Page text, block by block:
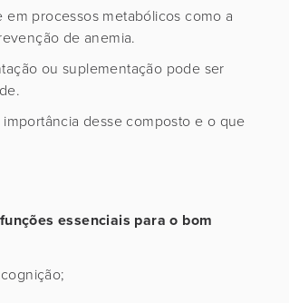
processos metabólicos como a
de anemia.
ou suplementação pode ser
desse composto e o que
essenciais para o bom